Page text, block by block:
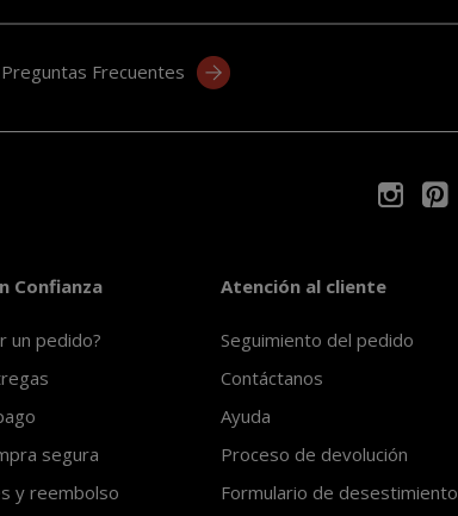
Frecuentes
Confianza
un pedido?
segura
y reembolso
Atención al cliente
Seguimiento del pedido
Contáctanos
Ayuda
Proceso de devolución
Formulario de desestimiento